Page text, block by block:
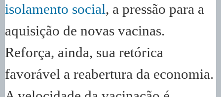
isolamento social, a pressão para a
aquisição de novas vacinas.
Reforça, ainda, sua retórica
favorável a reabertura da economia.